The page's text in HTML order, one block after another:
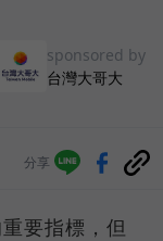
sponsored by
台灣大哥大
分享
要指標，但